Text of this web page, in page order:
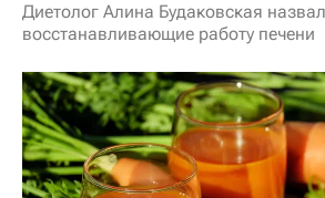
Диетолог Алина Будаковская
восстанавливающие работу печени